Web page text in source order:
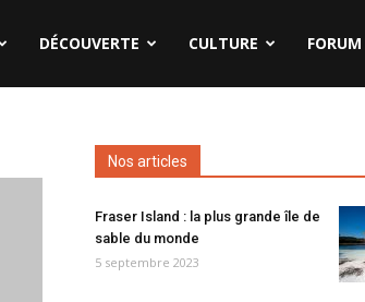
DÉCOUVERTE CULTURE FORUM
Nos articles
Fraser Island : la plus grande île de
sable du monde
5 septembre 2023